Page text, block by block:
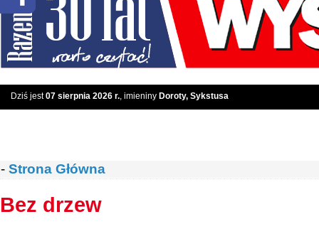
Dziś jest07 sierpnia 2026 r., imieniny Doroty, Sykstusa
- Strona Główna
Bez drzew